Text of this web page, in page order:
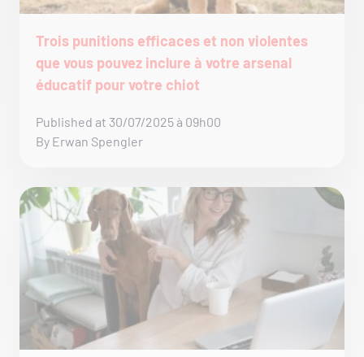
Trois punitions efficaces et non violentes
que vous pouvez inclure à votre arsenal
éducatif pour votre chiot
Published at 30/07/2025 à 09h00
By Erwan Spengler